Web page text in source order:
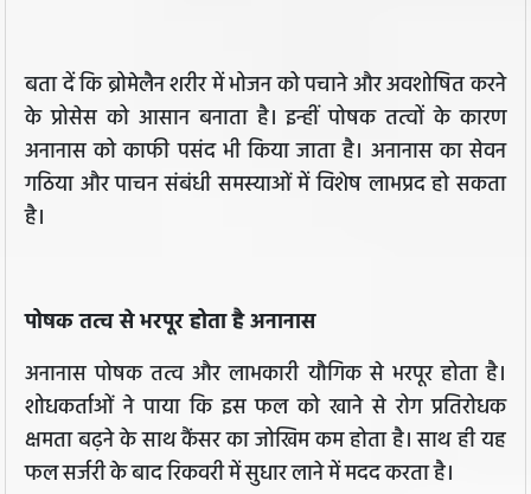
बता दें कि ब्रोमेलैन शरीर में भोजन को पचाने और अवशोषित करने
के प्रोसेस को आसान बनाता है। इन्हीं पोषक तत्वों के कारण
अनानास को काफी पसंद भी किया जाता है। अनानास का सेवन
गठिया और पाचन संबंधी समस्याओं में विशेष लाभप्रद हो सकता
है।
पोषक तत्व से भरपूर होता है अनानास
अनानास पोषक तत्व और लाभकारी यौगिक से भरपूर होता है।
शोधकर्ताओं ने पाया कि इस फल को खाने से रोग प्रतिरोधक
क्षमता बढ़ने के साथ कैंसर का जोखिम कम होता है। साथ ही यह
फल सर्जरी के बाद रिकवरी में सुधार लाने में मदद करता है।